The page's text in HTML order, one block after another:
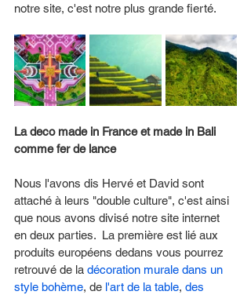
notre site, c'est notre plus grande fierté.
La deco made in France et made in Bali
comme fer de lance
Nous l'avons dis Hervé et David sont
attaché à leurs "double culture", c'est ainsi
que nous avons divisé notre site internet
en deux parties.  La première est lié aux
produits européens dedans vous pourrez
retrouvé de la décoration murale dans un
style bohème, de l'art de la table, des